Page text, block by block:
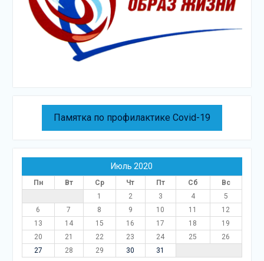
Памятка по профилактике Covid-19
Июль 2020
Пн Вт Ср Чт Пт Сб
Вс
1
2 3 4
5
6
7 8 9 10 11
12
13
14 15 16 17 18
19
20
21 22 23 24 25
26
27
28 29 30 31